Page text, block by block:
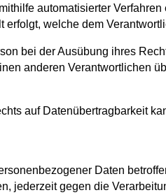
automatisierter
erfolgt, welche dem
bei der Ausübung ihres
anderen Verantwortlichen
auf Datenübertragbarkeit
Daten
jederzeit gegen die